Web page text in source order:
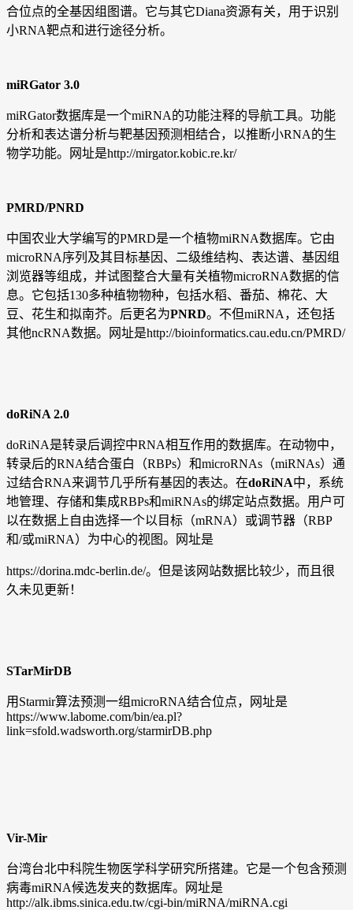
合位点的全基因组图谱。它与其它Diana资源有关，用于识别
小RNA靶点和进行途径分析。
miRGator 3.0
miRGator数据库是一个miRNA的功能注释的导航工具。功能
分析和表达谱分析与靶基因预测相结合，以推断小RNA的生
物学功能。网址是http://mirgator.kobic.re.kr/
PMRD/PNRD
中国农业大学编写的PMRD是一个植物miRNA数据库。它由
microRNA序列及其目标基因、二级维结构、表达谱、基因组
浏览器等组成，并试图整合大量有关植物microRNA数据的信
息。它包括130多种植物物种，包括水稻、番茄、棉花、大
豆、花生和拟南芥。后更名为PNRD。不但miRNA，还包括
其他ncRNA数据。网址是http://bioinformatics.cau.edu.cn/PMRD/
doRiNA 2.0
doRiNA是转录后调控中RNA相互作用的数据库。在动物中，
转录后的RNA结合蛋白（RBPs）和microRNAs（miRNAs）通
过结合RNA来调节几乎所有基因的表达。在doRiNA中，系统
地管理、存储和集成RBPs和miRNAs的绑定站点数据。用户可
以在数据上自由选择一个以目标（mRNA）或调节器（RBP
和/或miRNA）为中心的视图。网址是
https://dorina.mdc-berlin.de/。但是该网站数据比较少，而且很
久未见更新！
STarMirDB
用Starmir算法预测一组microRNA结合位点，网址是
https://www.labome.com/bin/ea.pl?
link=sfold.wadsworth.org/starmirDB.php
Vir-Mir
台湾台北中科院生物医学科学研究所搭建。它是一个包含预测
病毒miRNA候选发夹的数据库。网址是
http://alk.ibms.sinica.edu.tw/cgi-bin/miRNA/miRNA.cgi